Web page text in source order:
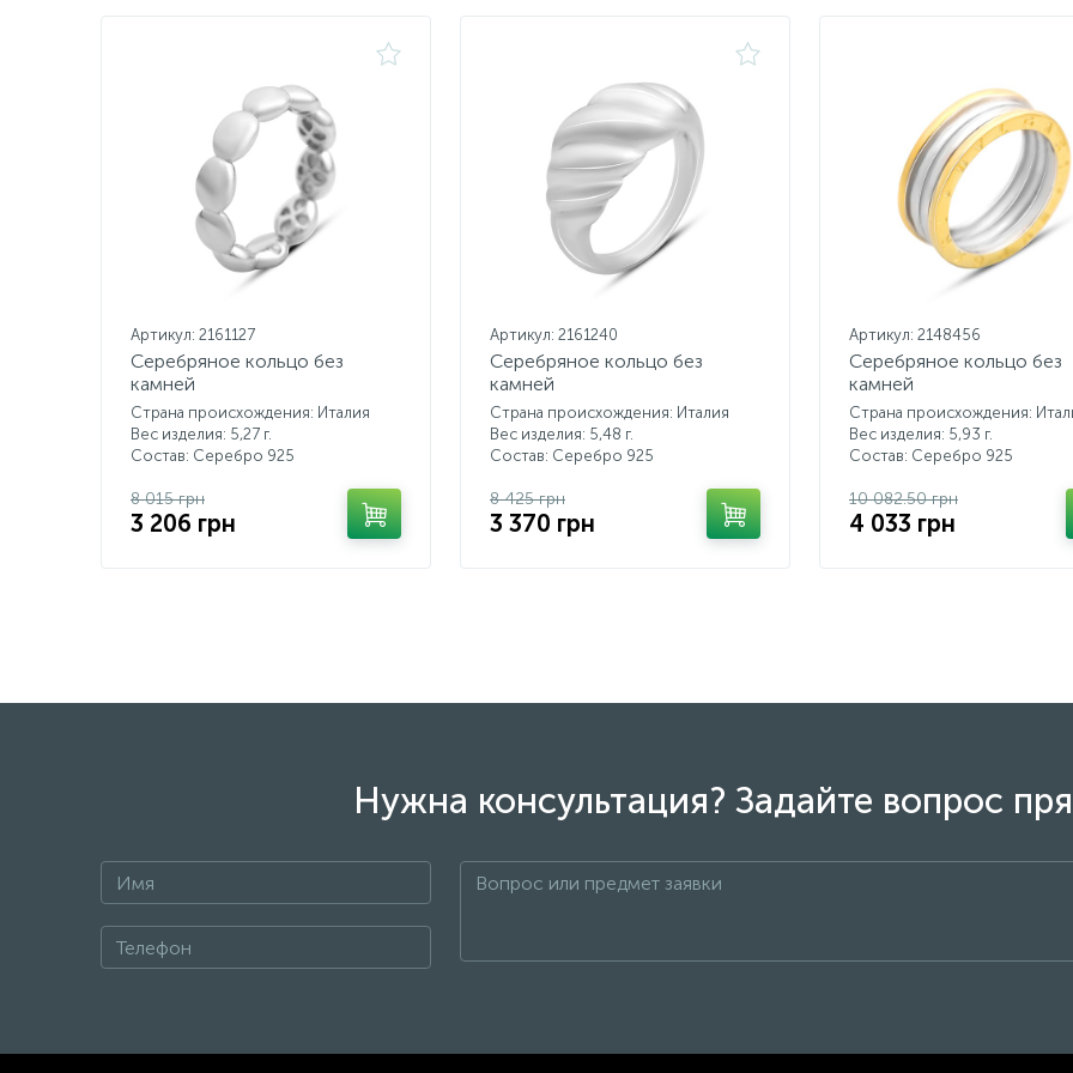
Артикул: 2161127
Серебряное кольцо без
камней
Страна происхождения: Италия
Вес изделия: 5,27 г.
Состав: Серебро 925
8 015 грн
3 206 грн
Артикул: 2161240
Серебряное кольцо без
камней
Страна происхождения: Италия
Вес изделия: 5,48 г.
Состав: Серебро 925
8 425 грн
3 370 грн
Артикул: 2148456
Серебряное кольцо без
камней
Страна происхождения:
Вес изделия: 5,93 г.
Состав: Серебро 925
10 082.50 грн
4 033 грн
Нужна консультация? Задайте вопрос